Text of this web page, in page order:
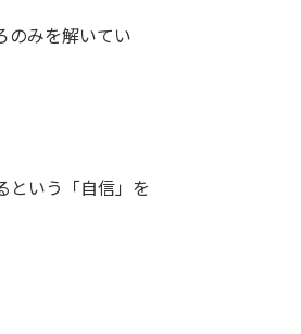
のみを解いてい
という「自信」を